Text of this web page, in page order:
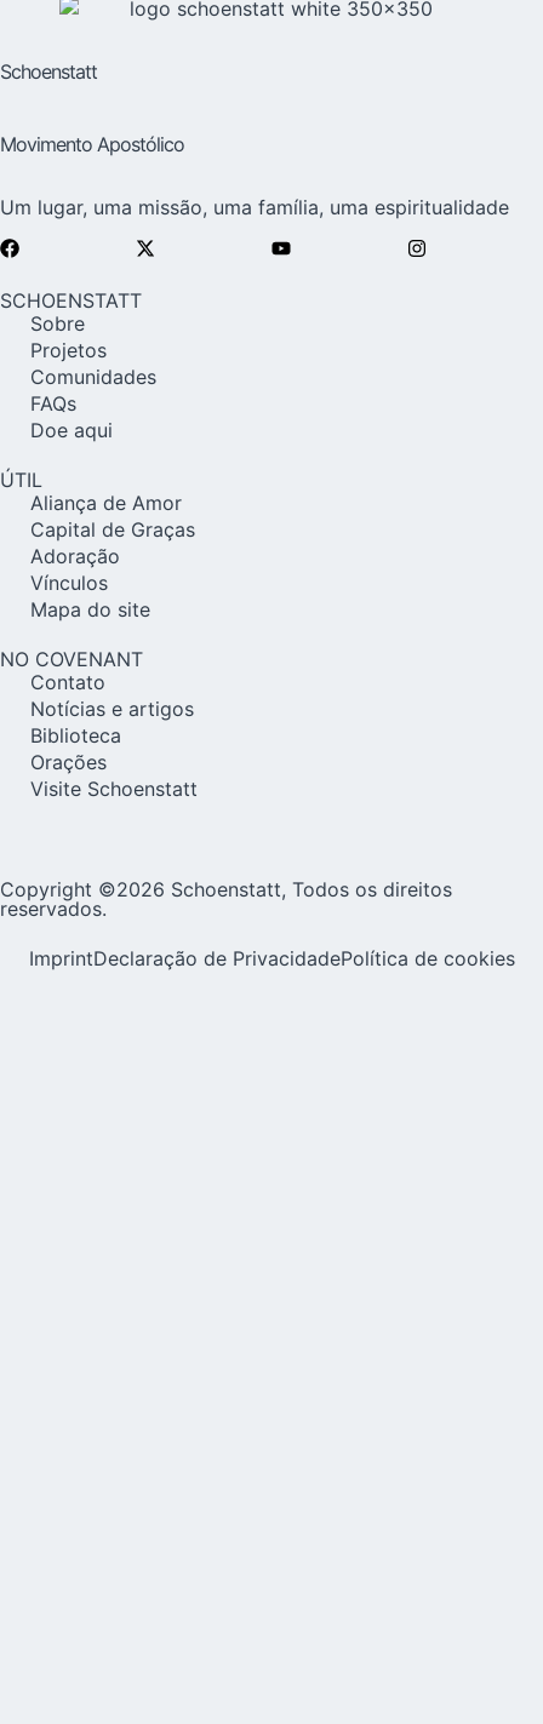
Schoenstatt
Movimento Apostólico
Um lugar, uma missão, uma família, uma espiritualidade
SCHOENSTATT
Sobre
Projetos
Comunidades
FAQs
Doe aqui
ÚTIL
Aliança de Amor
Capital de Graças
Adoração
Vínculos
Mapa do site
NO COVENANT
Contato
Notícias e artigos
Biblioteca
Orações
Visite Schoenstatt
Copyright ©2026 Schoenstatt, Todos os direitos
reservados.
ImprintDeclaração de PrivacidadePolítica de cookies